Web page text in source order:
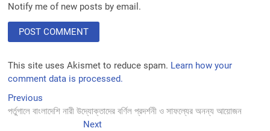
Notify me of new posts by email.
This site uses Akismet to reduce spam. Learn how your
comment data is processed.
Post
navigation
Previous
post:
পর্তুগালে বাংলাদেশি নারী উদ্যোক্তাদের বর্ণিল প্রদর্শনী ও সাফল্যের অনন্য আয়োজন
NextNext